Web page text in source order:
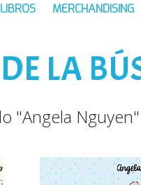
LIBROS MERCHANDISING
LA
"Angela Nguyen"